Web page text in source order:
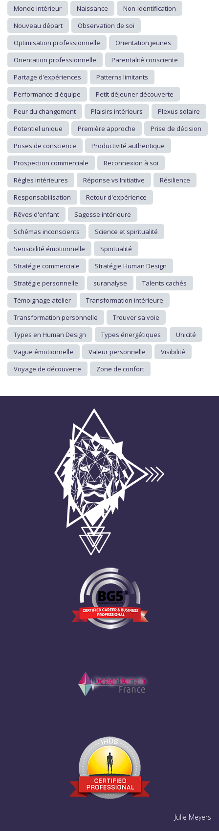
Monde intérieur
Naissance
Non-identification
Nouveau départ
Observation de soi
Optimisation professionnelle
Orientation jeunes
Orientation professionnelle
Parentalité consciente
Partage d'expériences
Patterns limitants
Performance d'équipe
Petit déjeuner découverte
Peur du changement
Plaisirs intérieurs
Plexus solaire
Potentiel unique
Première approche
Prise de décision
Prises de conscience
Productivité authentique
Prospection commerciale
Reconnexion à soi
Règles intérieures
Réponse vs Initiative
Résilience
Responsabilisation
Retour d'expérience
Rêves d'enfant
Sagesse intérieure
Schémas inconscients
Science et spiritualité
Sensibilité émotionnelle
Spiritualité
Stratégie commerciale
Stratégie Human Design
Stratégie personnelle
suranalyse
Talents cachés
Témoignage atelier
Transformation intérieure
Transformation personnelle
Trouver sa voie
Types en Human Design
Types énergétiques
Unicité
Vague émotionnelle
Valeur personnelle
Visibilité
Voyage de découverte
Zone de confort
Julie Meyers